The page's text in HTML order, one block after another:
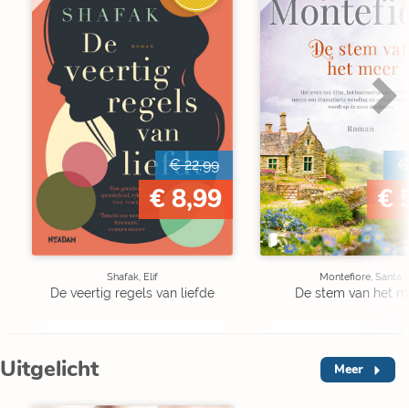
€ 22,99
€ 8,99
Shafak, Elif
De veertig regels van liefde
€
€
Montefiore, Santa
De stem van het
Uitgelicht Meer